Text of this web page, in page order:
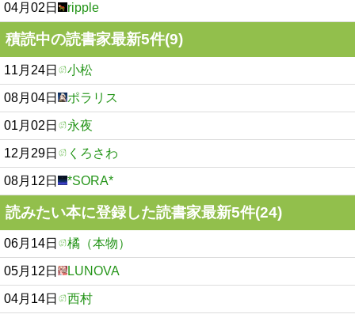
04月02日 ripple
積読中の読書家最新5件(9)
11月24日 小松
08月04日 ポラリス
01月02日 永夜
12月29日 くろさわ
08月12日 *SORA*
読みたい本に登録した読書家最新5件(24)
06月14日 橘（本物）
05月12日 LUNOVA
04月14日 西村